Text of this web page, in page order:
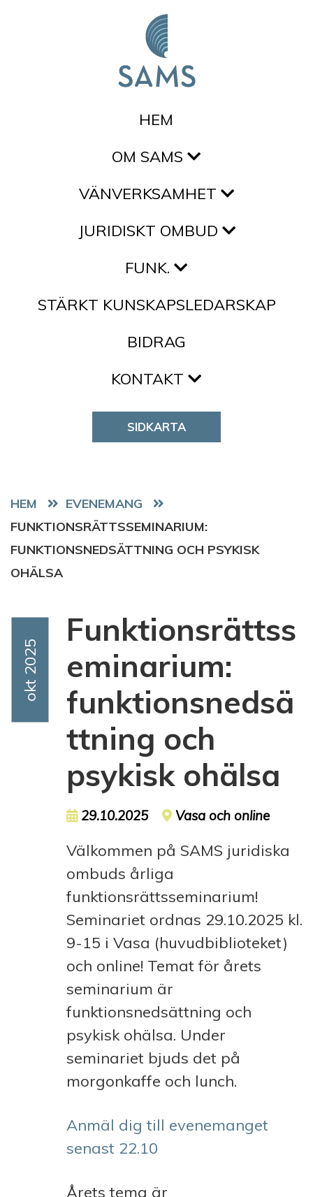
HEM
OM SAMS
VÄNVERKSAMHET
JURIDISKT OMBUD
FUNK.
STÄRKT KUNSKAPSLEDARSKAP
BIDRAG
KONTAKT
SIDKARTA
HEM
EVENEMANG
FUNKTIONSRÄTTSSEMINARIUM:
FUNKTIONSNEDSÄTTNING OCH PSYKISK
OHÄLSA
Event Date
Okt 2025
Funktionsrättss
eminarium:
funktionsnedsä
ttning och
psykisk ohälsa
Event date
29.10.2025 Event location
Vasa och online
Välkommen på SAMS juridiska
ombuds årliga
funktionsrättsseminarium!
Seminariet ordnas 29.10.2025 kl.
9-15 i Vasa (huvudbiblioteket)
och online! Temat för årets
seminarium är
funktionsnedsättning och
psykisk ohälsa. Under
seminariet bjuds det på
morgonkaffe och lunch.
Anmäl dig till evenemanget
senast 22.10
Årets tema är